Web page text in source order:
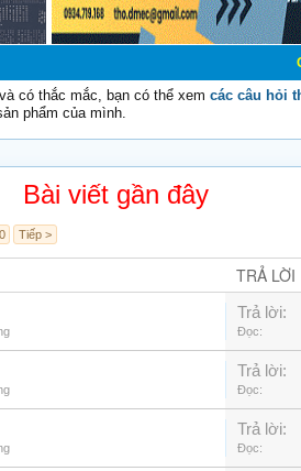
Chào
có thắc mắc, bạn có thể xem các câu hỏi
phẩm của mình.
Bài viết gần đây
Tiếp >
TRẢ LỜI
Trả lời:
Đọc:
Trả lời:
Đọc:
Trả lời:
Đọc: